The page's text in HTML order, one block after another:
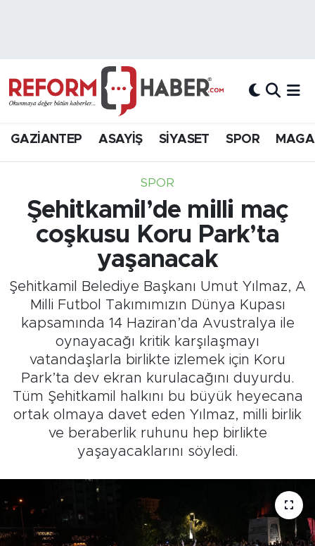
GAZİANTEP ASAYİŞ SİYASET SPOR
SPOR
Şehitkamil’de milli maç
coşkusu Koru Park’ta
yaşanacak
Şehitkamil Belediye Başkanı Umut Yılmaz, A
Milli Futbol Takımımızın Dünya Kupası
kapsamında 14 Haziran’da Avustralya ile
oynayacağı kritik karşılaşmayı
vatandaşlarla birlikte izlemek için Koru
Park’ta dev ekran kurulacağını duyurdu.
Tüm Şehitkamil halkını bu büyük heyecana
ortak olmaya davet eden Yılmaz, milli birlik
ve beraberlik ruhunu hep birlikte
yaşayacaklarını söyledi.
Hava Durumu
Süper Lig Puan Durumu ve Fikstür
Tüm Manşetler
Son Dakika Haberleri
Haber Arşivi